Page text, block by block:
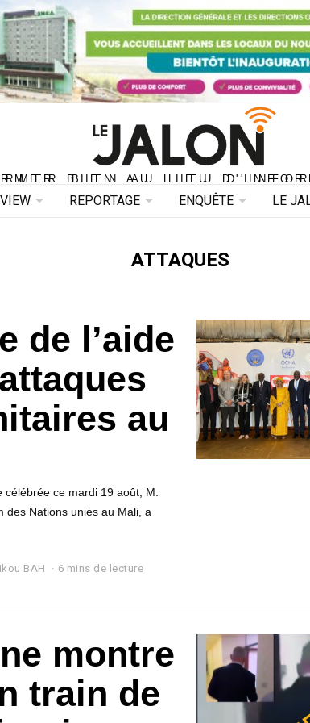
BIEN AU LIEU
BIEN AU LIEU
REPORTAGE ENQUÊTE LE
ATTAQUES
de l’aide
au
célébrée ce mardi 19 août, M.
des Nations unies au Mali, a
BAH 6 mins de lecture
montre
train de